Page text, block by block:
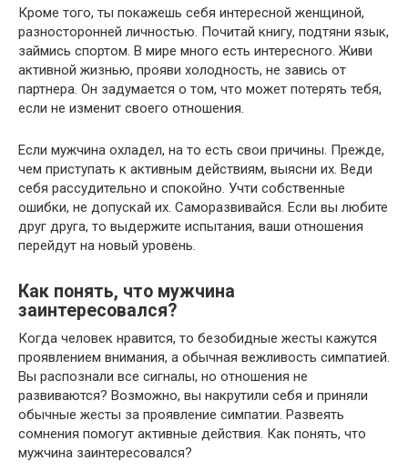
Кроме того, ты покажешь себя интересной женщиной,
разносторонней личностью. Почитай книгу, подтяни язык,
займись спортом. В мире много есть интересного. Живи
активной жизнью, прояви холодность, не завись от
партнера. Он задумается о том, что может потерять тебя,
если не изменит своего отношения.
Если мужчина охладел, на то есть свои причины. Прежде,
чем приступать к активным действиям, выясни их. Веди
себя рассудительно и спокойно. Учти собственные
ошибки, не допускай их. Саморазвивайся. Если вы любите
друг друга, то выдержите испытания, ваши отношения
перейдут на новый уровень.
Как понять, что мужчина
заинтересовался?
Когда человек нравится, то безобидные жесты кажутся
проявлением внимания, а обычная вежливость симпатией.
Вы распознали все сигналы, но отношения не
развиваются? Возможно, вы накрутили себя и приняли
обычные жесты за проявление симпатии. Развеять
сомнения помогут активные действия. Как понять, что
мужчина заинтересовался?